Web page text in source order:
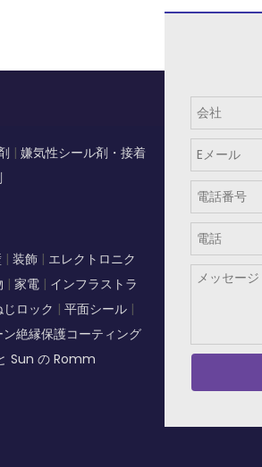
| 嫌気性シール剤・接着
| 装飾 | エレクトロニク
| 家電 | インフラストラ
ロック | 平面シール |
ン絶縁保護コーティング
Sun の Romm